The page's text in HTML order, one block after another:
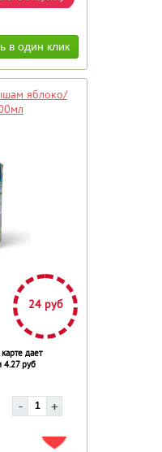
яблоко/
24 руб
дает
4.27 руб
ДОБАВИТЬ В ИЗБРАННОЕ